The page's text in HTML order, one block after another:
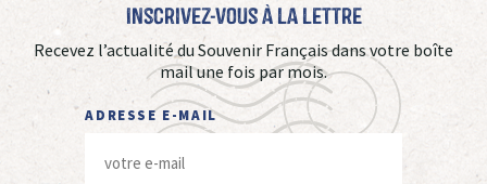
Inscrivez-vous à La Lettre
Recevez l’actualité du Souvenir Français dans votre boîte
mail une fois par mois.
ADRESSE E-MAIL